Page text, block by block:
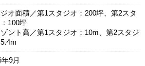
オ面積／第1スタジオ：200坪、第2スタ
100坪
ント高／第1スタジオ：10m、第2スタジ
9月